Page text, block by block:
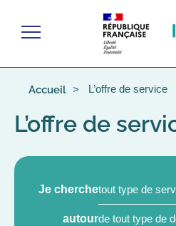
Menu
Accueil L’offre de service
L’offre de
Je chercheTYPE
autour DOMAINES
Cookies management panel